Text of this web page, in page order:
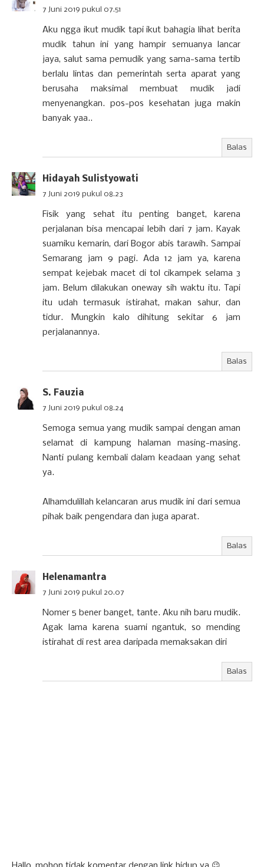
7 Juni 2019 pukul 07.51
Aku ngga ikut mudik tapi ikut bahagia lihat berita
mudik tahun ini yang hampir semuanya lancar
jaya, salut sama pemudik yang sama-sama tertib
berlalu lintas dan pemerintah serta aparat yang
berusaha maksimal membuat mudik jadi
menyenangkan. pos-pos kesehatan juga makin
banyak yaa..
Balas
Hidayah Sulistyowati
7 Juni 2019 pukul 08.23
Fisik yang sehat itu penting banget, karena
perjalanan bisa mencapai lebih dari 7 jam. Kayak
suamiku kemarin, dari Bogor abis tarawih. Sampai
Semarang jam 9 pagi. Ada 12 jam ya, karena
sempat kejebak macet di tol cikampek selama 3
jam. Belum dilakukan oneway sih waktu itu. Tapi
itu udah termasuk istirahat, makan sahur, dan
tidur. Mungkin kalo dihitung sekitar 6 jam
perjalanannya.
Balas
S. Fauzia
7 Juni 2019 pukul 08.24
Semoga semua yang mudik sampai dengan aman
selamat di kampung halaman masing-masing.
Nanti pulang kembali dalam keadaan yang sehat
ya.
Alhamdulillah kelancaran arus mudik ini dari semua
pihak baik pengendara dan juga aparat.
Balas
Helenamantra
7 Juni 2019 pukul 20.07
Nomer 5 bener banget, tante. Aku nih baru mudik.
Agak lama karena suami ngantuk, so mending
istirahat di rest area daripada memaksakan diri
Balas